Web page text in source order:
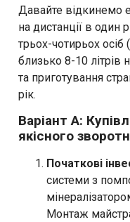
Давайте відкинемо
на дистанції в один
трьох-чотирьох
близько 8-10 літрів
та приготування
рік.
Варіант А:
якісного
Початкові
системи з
Монтаж